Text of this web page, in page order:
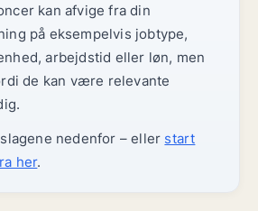
kan afvige fra din
på eksempelvis jobtype,
arbejdstid eller løn, men
de kan være relevante
nedenfor – eller start
her.